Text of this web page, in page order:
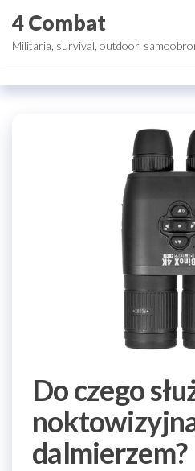
do
treści
4 Combat
Militaria, survival, outdoor,
Do czego
dalmierzem?